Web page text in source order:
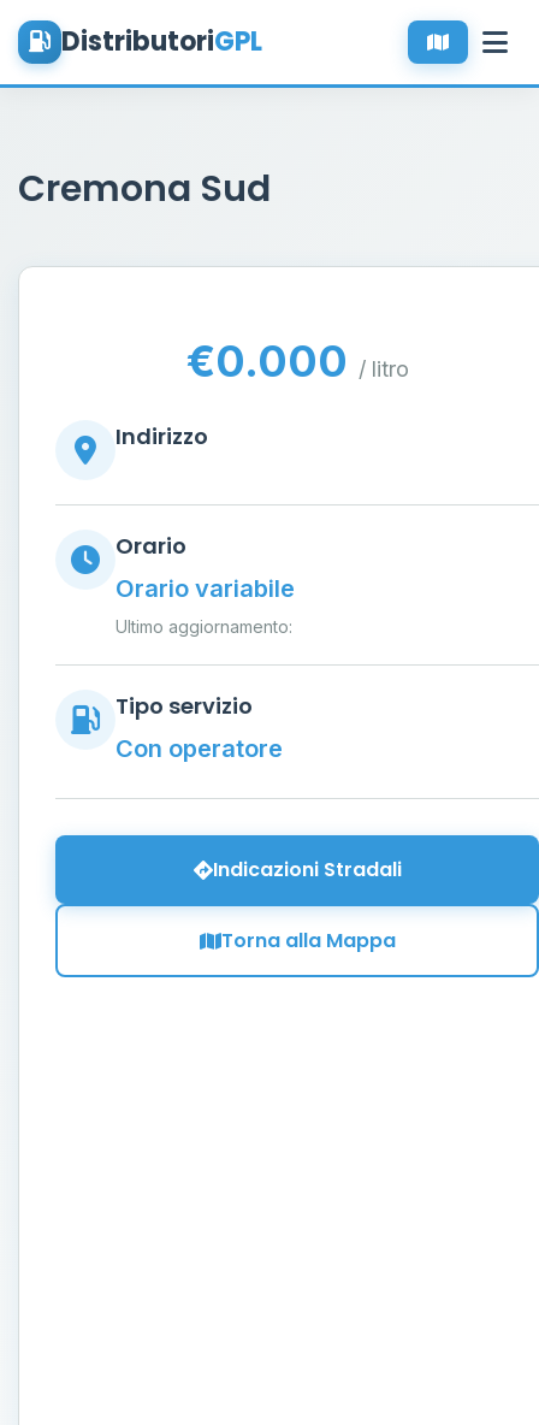
DistributoriGPL
Cremona Sud
€0.000 / litro
Indirizzo
Orario
Orario variabile
Ultimo aggiornamento:
Tipo servizio
Con operatore
Indicazioni Stradali
Torna alla Mappa